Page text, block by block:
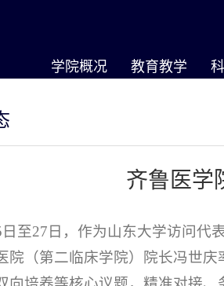
学院概况 教育教学
齐鲁医学
日至27日，作为山东大学访问代
院（第二临床学院）院长冯世